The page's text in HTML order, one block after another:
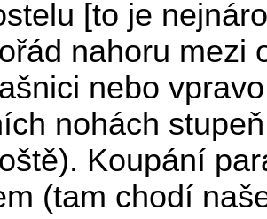
[to je
nahoru mezi
nebo
nohách
Koupání
(tam chodí